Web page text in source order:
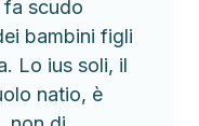
fa scudo
bambini figli
Lo ius soli, il
natio, è